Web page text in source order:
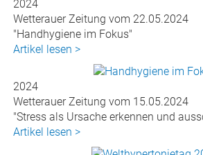
2024
Wetterauer Zeitung vom 22.05.2024
"Handhygiene im Fokus"
Artikel lesen >
2024
Wetterauer Zeitung vom 15.05.2024
"Stress als Ursache erkennen und
Artikel lesen >